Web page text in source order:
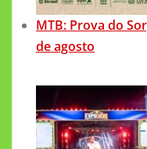
MTB: Prova do
de agosto